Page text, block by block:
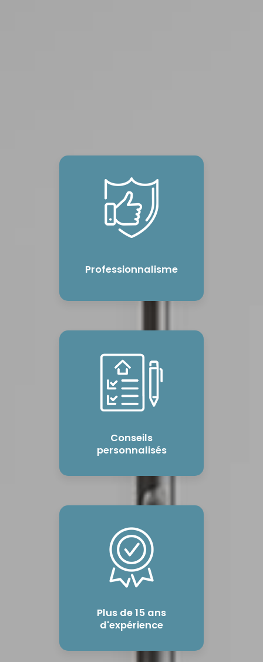
Professionnalisme
Conseils
personnalisés
Plus de 15 ans
d'expérience